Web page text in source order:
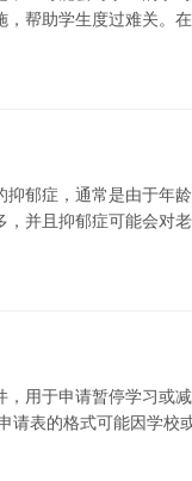
，帮助学生度过难关。
郁症，通常是由于年
，并且抑郁症可能会对
用于申请暂停学习或
请表的格式可能因学校